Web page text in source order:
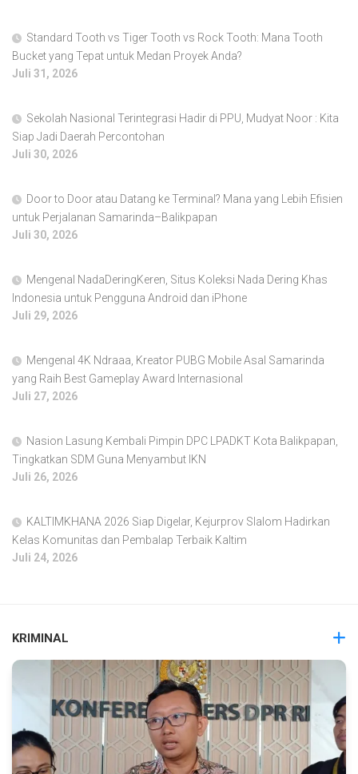
Standard Tooth vs Tiger Tooth vs Rock Tooth: Mana Tooth
Bucket yang Tepat untuk Medan Proyek Anda?
Juli 31, 2026
Sekolah Nasional Terintegrasi Hadir di PPU, Mudyat Noor : Kita
Siap Jadi Daerah Percontohan
Juli 30, 2026
Door to Door atau Datang ke Terminal? Mana yang Lebih Efisien
untuk Perjalanan Samarinda–Balikpapan
Juli 30, 2026
Mengenal NadaDeringKeren, Situs Koleksi Nada Dering Khas
Indonesia untuk Pengguna Android dan iPhone
Juli 29, 2026
Mengenal 4K Ndraaa, Kreator PUBG Mobile Asal Samarinda
yang Raih Best Gameplay Award Internasional
Juli 27, 2026
Nasion Lasung Kembali Pimpin DPC LPADKT Kota Balikpapan,
Tingkatkan SDM Guna Menyambut IKN
Juli 26, 2026
KALTIMKHANA 2026 Siap Digelar, Kejurprov Slalom Hadirkan
Kelas Komunitas dan Pembalap Terbaik Kaltim
Juli 24, 2026
KRIMINAL